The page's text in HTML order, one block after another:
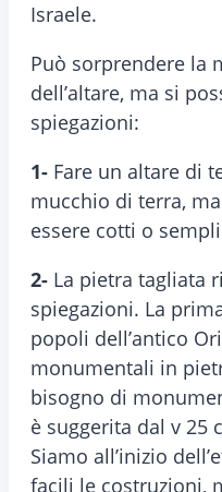
Israele.
Può sorprendere la
dell’altare, ma si
spiegazioni:
1- Fare un altare di
mucchio di terra,
essere cotti o
2- La pietra tagliata
spiegazioni. La
popoli dell’antico
monumentali in
bisogno di
è suggerita dal v 25
Siamo all’inizio
facili le costruzioni,